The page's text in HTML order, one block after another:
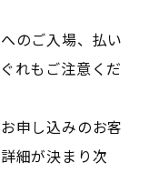
のご入場、払い
れもご注意くだ
申し込みのお客
細が決まり次